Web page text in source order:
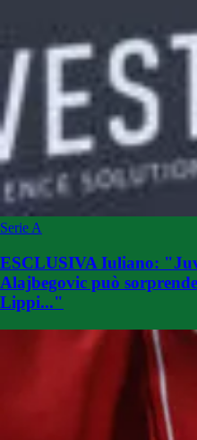
Serie A
ESCLUSIVA Iuliano:
Alajbegovic può
Lippi..."